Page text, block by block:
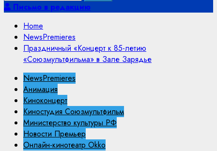
Письмо в редакцию
Home
NewsPremieres
Праздничный «Концерт к 85-летию
«Союзмультфильма» в Зале Зарядье
NewsPremieres
Анимация
Киноконцерт
Киностудия Союзмультфильм
Министерство культуры РФ
Новости Премьер
Онлайн-кинотеатр Okko